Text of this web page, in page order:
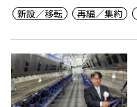
新設／移転
再編／集約